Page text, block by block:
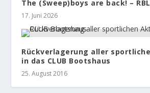
The (Sweep)boys are back! –
17. Juni 2026
Rückverlagerung aller
in das CLUB Bootshaus
25. August 2016